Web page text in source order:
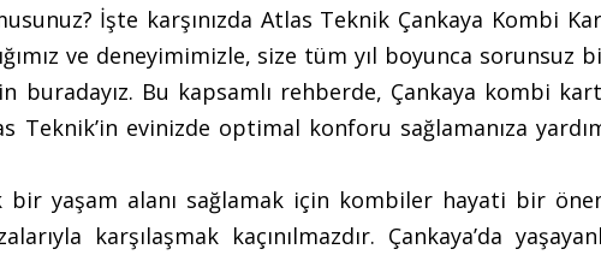
İşte karşınızda Atlas Teknik Çankaya Kombi
ve deneyimimizle, size tüm yıl boyunca sorunsuz
buradayız. Bu kapsamlı rehberde, Çankaya kombi
Teknik’in evinizde optimal konforu sağlamanıza
bir yaşam alanı sağlamak için kombiler hayati bir
karşılaşmak kaçınılmazdır. Çankaya’da